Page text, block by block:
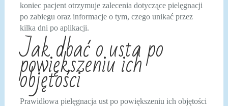
koniec pacjent otrzymuje zalecenia dotyczące pielęgnacji
po zabiegu oraz informacje o tym, czego unikać przez
kilka dni po aplikacji.
Jak dbać o usta po
powiększeniu ich
objętości
Prawidłowa pielęgnacja ust po powiększeniu ich objętości